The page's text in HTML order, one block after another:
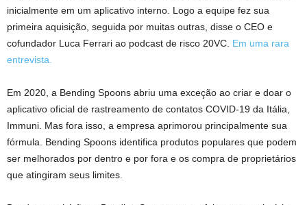
inicialmente em um aplicativo interno. Logo a equipe fez sua
primeira aquisição, seguida por muitas outras, disse o CEO e
cofundador Luca Ferrari ao podcast de risco 20VC. Em uma rara
entrevista.
Em 2020, a Bending Spoons abriu uma exceção ao criar e doar o
aplicativo oficial de rastreamento de contatos COVID-19 da Itália,
Immuni. Mas fora isso, a empresa aprimorou principalmente sua
fórmula. Bending Spoons identifica produtos populares que podem
ser melhorados por dentro e por fora e os compra de proprietários
que atingiram seus limites.